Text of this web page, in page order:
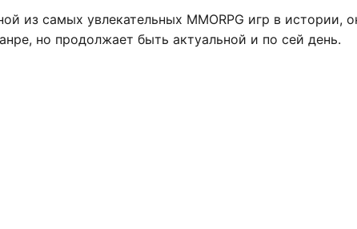
из самых увлекательных MMORPG игр в истории,
но продолжает быть актуальной и по сей день.